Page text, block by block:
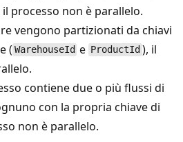
il processo non è parallelo.
vengono partizionati da chiavi
( WarehouseId e ProductId ), il
contiene due o più flussi di
con la propria chiave di
non è parallelo.